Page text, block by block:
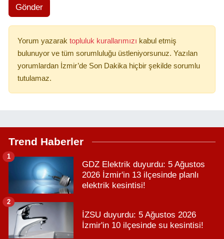
Gönder
Yorum yazarak topluluk kurallarımızı kabul etmiş
bulunuyor ve tüm sorumluluğu üstleniyorsunuz. Yazılan
yorumlardan İzmir’de Son Dakika hiçbir şekilde sorumlu
tutulamaz.
Trend Haberler
GDZ Elektrik duyurdu: 5 Ağustos
2026 İzmir'in 13 ilçesinde planlı
elektrik kesintisi!
1
İZSU duyurdu: 5 Ağustos 2026
İzmir'in 10 ilçesinde su kesintisi!
2